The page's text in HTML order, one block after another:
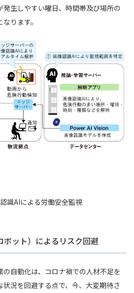
生しやすい曜日、時間帯及び場所の
ります。
識AIによる労働安全監視
ット）によるリスク回避
自動化は、コロナ禍での人材不足を
況を回避する点で、今、大変期待さ